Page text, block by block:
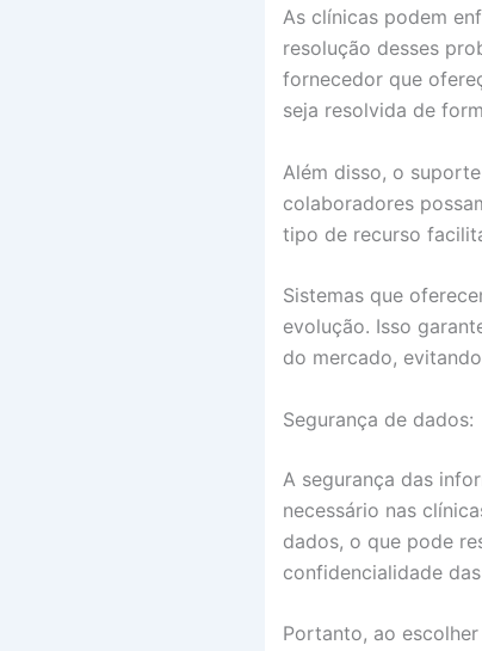
As clínicas podem
resolução desses
fornecedor que
seja resolvida de
Além disso, o
colaboradores
tipo de recurso
Sistemas que
evolução. Isso
do mercado,
Segurança de dados:
A segurança das
necessário nas
dados, o que pode
confidencialidade
Portanto, ao